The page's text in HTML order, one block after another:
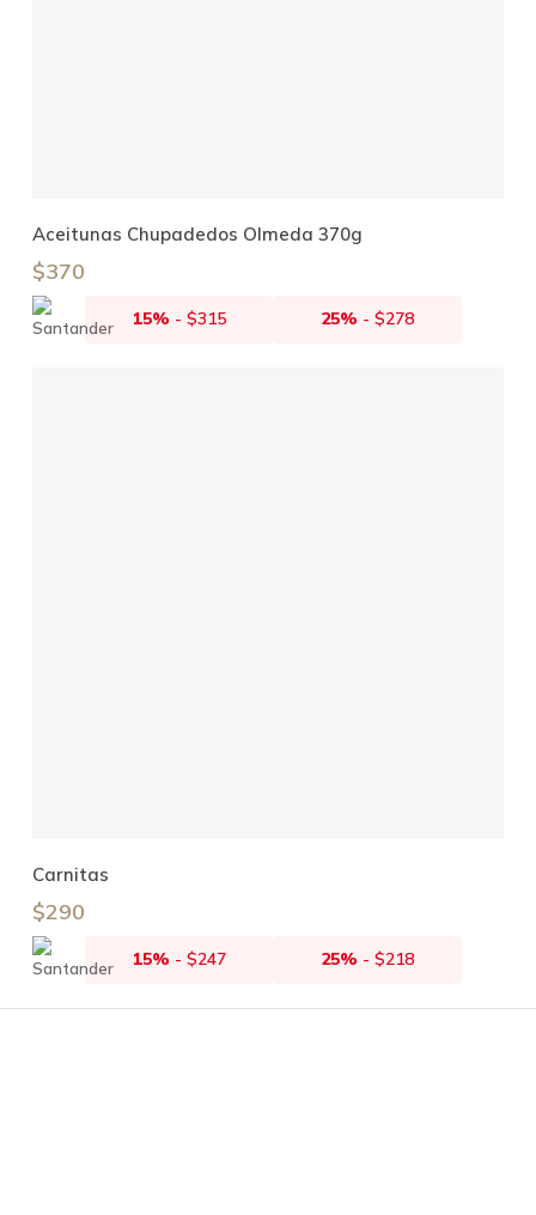
Añadir Al Carrito
Aceitunas Chupadedos Olmeda 370g
$370
15% - $315 25% -$278
Carnitas
$290
15% - $247 25% -$218